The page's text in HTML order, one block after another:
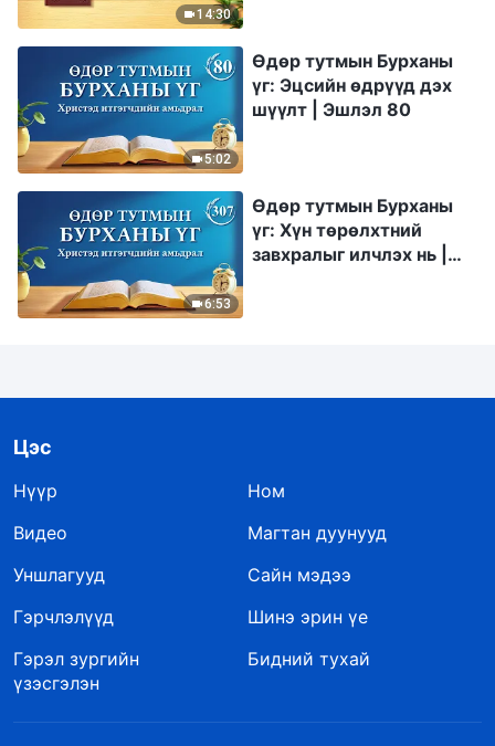
14:30
5:02
Өдөр тутмын Бурханы
үг: Эцсийн өдрүүд дэх
шүүлт | Эшлэл 80
6:53
Өдөр тутмын Бурханы
үг: Хүн төрөлхтний
завхралыг илчлэх нь |
Цэс
Нүүр
Ном
Видео
Магтан дуунууд
Уншлагууд
Сайн мэдээ
Гэрчлэлүүд
Шинэ эрин үе
Гэрэл зургийн
үзэсгэлэн
Бидний тухай